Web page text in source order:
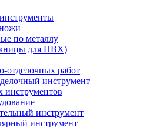
по металлу
для ПВХ)
отделочных работ
инструмент
инструмент
инструмент